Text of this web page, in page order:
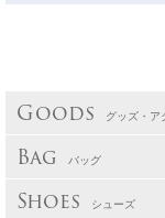
Goods グッズ・ア
Bag バッグ
Shoes シューズ